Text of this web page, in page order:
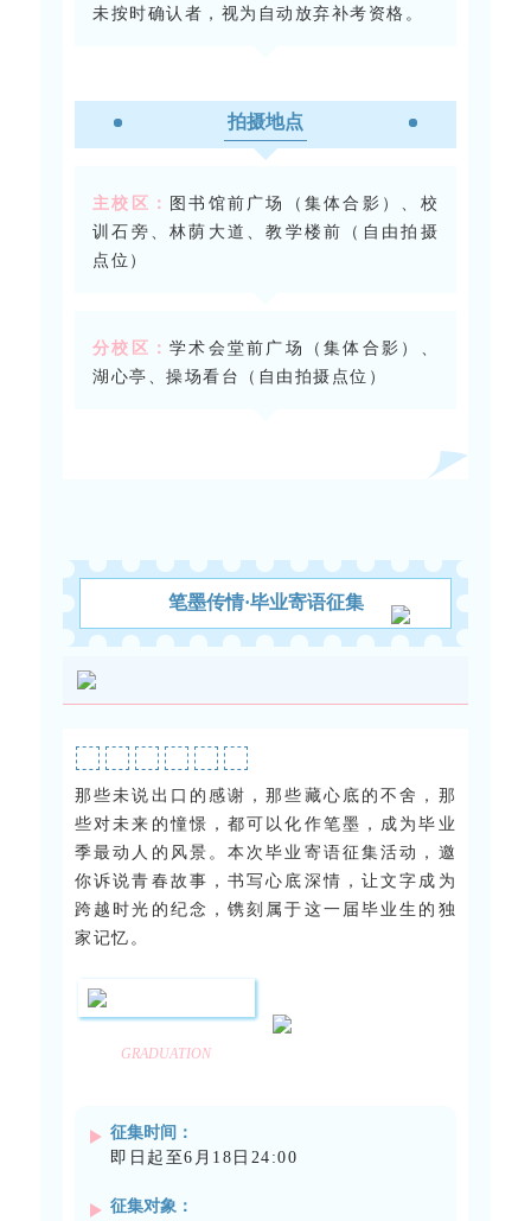
未按时确认者，视为自动放弃补考资格。
拍摄地点
主校区： 图书馆前广场（集体合影）、校
训石旁、林荫大道、教学楼前（自由拍摄
点位）
分校区：学术会堂前广场（集体合影）、
湖心亭、操场看台（自由拍摄点位）
笔墨传情·毕业寄语征集
那些未说出口的感谢，那些藏心底的不舍，那
些对未来的憧憬，都可以化作笔墨，成为毕业
季最动人的风景。本次毕业寄语征集活动，邀
你诉说青春故事，书写心底深情，让文字成为
跨越时光的纪念，镌刻属于这一届毕业生的独
家记忆。
GRADUATION
征集时间：
即日起至6月18日24:00
征集对象：